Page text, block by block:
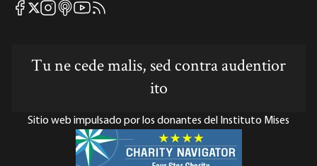
Mises Facebook
Mises X
Mises Instagram
Mises itunes
Mises Youtube
Mises RSS feed
Tu ne cede malis, sed contra audentior
ito
Sitio web impulsado por los donantes del Instituto Mises